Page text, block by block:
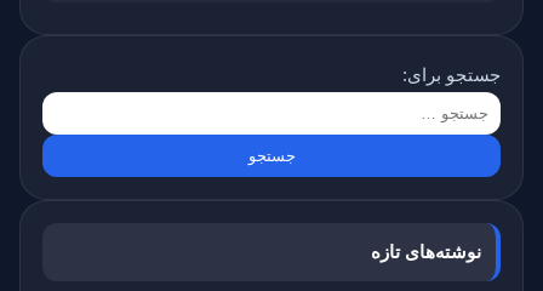
جستجو برای:
نوشته‌های تازه